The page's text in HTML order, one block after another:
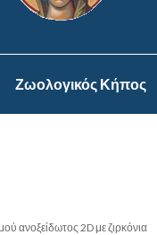
Ζωολογικός Κήπος
ανοξείδωτος 2D με ζιρκόνια